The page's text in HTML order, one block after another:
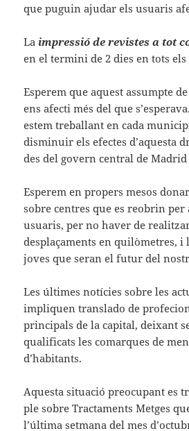
que puguin ajudar els usuaris
La impressió de revistes a tot
en el termini de 2 dies en tots
Esperem que aquest assumpte
ens afecti més del que
estem treballant en cada
disminuir els efectes d’aquesta
des del govern central de Madrid
Esperem en propers mesos
sobre centres que es reobrin per
usuaris, per no haver de
desplaçaments en quilòmetres,
joves que seran el futur del
Les últimes notícies sobre les
impliquen translado de
principals de la capital, deixant
qualificats les comarques de
d’habitants.
Aquesta situació preocupant es
ple sobre Tractaments Metges
l’última setmana del mes